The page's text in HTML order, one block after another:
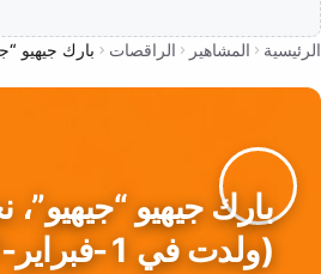
الرئيسية المشاهير الراقصات بارك جيهيو
بارك جيهيو “جيهيو”،
(ولدت في 1-فبراير-1997)